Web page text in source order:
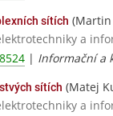
sítích (Martin
a
| Informační a
sítích (Matej
a